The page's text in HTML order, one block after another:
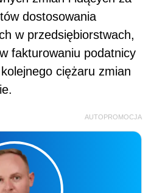
dostosowania
w przedsiębiorstwach,
fakturowaniu podatnicy
ciężaru zmian
AUTOPROMOCJA